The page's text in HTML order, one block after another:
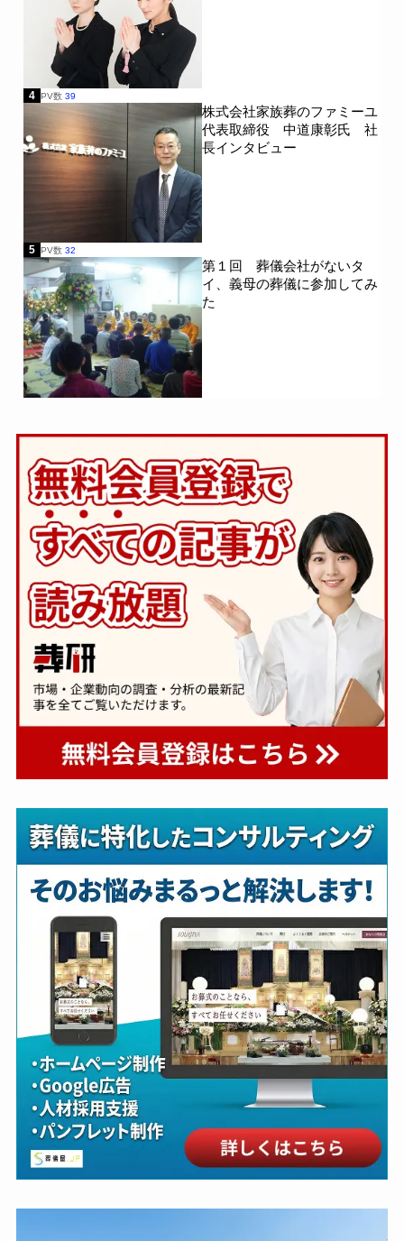
4 PV数 39
株式会社家族葬のファミーユ
代表取締役 中道康彰氏 社
長インタビュー
5 PV数 32
第１回 葬儀会社がないタ
イ、義母の葬儀に参加してみ
た